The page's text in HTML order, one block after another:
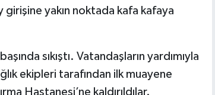
yakın noktada kafa kafaya
sıkıştı. Vatandaşların yardımıyla
ekipleri tarafından ilk muayene
Hastanesi’ne kaldırıldılar.